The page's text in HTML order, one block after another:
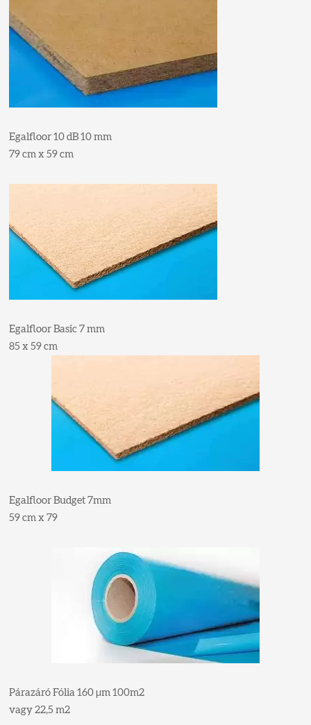
Egalfloor 10 dB 10 mm
79 cm x 59 cm
Egalfloor Basic 7 mm
85 x 59 cm
Egalfloor Budget 7mm
59 cm x 79
Párazáró Fólia 160 µm 100m2
vagy 22,5 m2